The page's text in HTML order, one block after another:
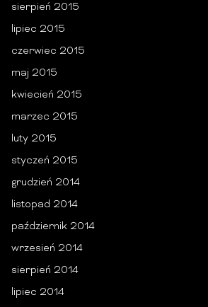
sierpień 2015
lipiec 2015
czerwiec 2015
maj 2015
kwiecień 2015
marzec 2015
luty 2015
styczeń 2015
grudzień 2014
listopad 2014
październik 2014
wrzesień 2014
sierpień 2014
lipiec 2014